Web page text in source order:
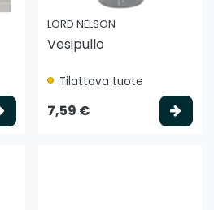
Valitse vaihtoehto
LORD NELSON
Vesipullo
Tilattava tuote
7,59 €